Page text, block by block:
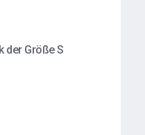
der Größe S